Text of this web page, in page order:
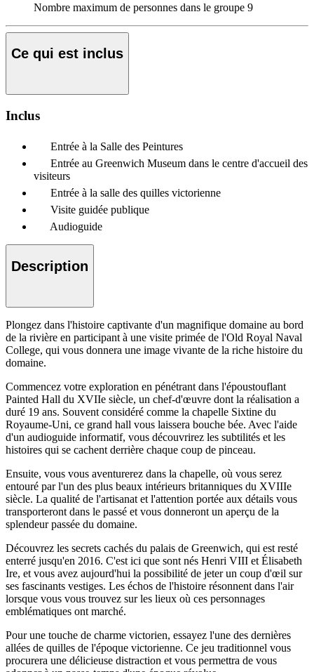
Nombre maximum de personnes dans le groupe 9
Ce qui est inclus
Inclus
Entrée à la Salle des Peintures
Entrée au Greenwich Museum dans le centre d'accueil des
visiteurs
Entrée à la salle des quilles victorienne
Visite guidée publique
Audioguide
Description
Plongez dans l'histoire captivante d'un magnifique domaine au bord
de la rivière en participant à une visite primée de l'Old Royal Naval
College, qui vous donnera une image vivante de la riche histoire du
domaine.
Commencez votre exploration en pénétrant dans l'époustouflant
Painted Hall du XVIIe siècle, un chef-d'œuvre dont la réalisation a
duré 19 ans. Souvent considéré comme la chapelle Sixtine du
Royaume-Uni, ce grand hall vous laissera bouche bée. Avec l'aide
d'un audioguide informatif, vous découvrirez les subtilités et les
histoires qui se cachent derrière chaque coup de pinceau.
Ensuite, vous vous aventurerez dans la chapelle, où vous serez
entouré par l'un des plus beaux intérieurs britanniques du XVIIIe
siècle. La qualité de l'artisanat et l'attention portée aux détails vous
transporteront dans le passé et vous donneront un aperçu de la
splendeur passée du domaine.
Découvrez les secrets cachés du palais de Greenwich, qui est resté
enterré jusqu'en 2016. C'est ici que sont nés Henri VIII et Élisabeth
Ire, et vous avez aujourd'hui la possibilité de jeter un coup d'œil sur
ses fascinants vestiges. Les échos de l'histoire résonnent dans l'air
lorsque vous vous trouvez sur les lieux où ces personnages
emblématiques ont marché.
Pour une touche de charme victorien, essayez l'une des dernières
allées de quilles de l'époque victorienne. Ce jeu traditionnel vous
procurera une délicieuse distraction et vous permettra de vous